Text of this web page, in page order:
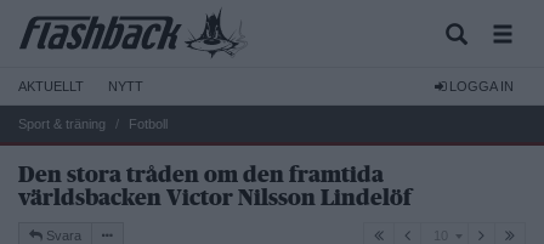
AKTUELLT NYTT LOGGA IN
Sport & träning Fotboll
Den stora tråden om den framtida
världsbacken Victor Nilsson Lindelöf
Svara